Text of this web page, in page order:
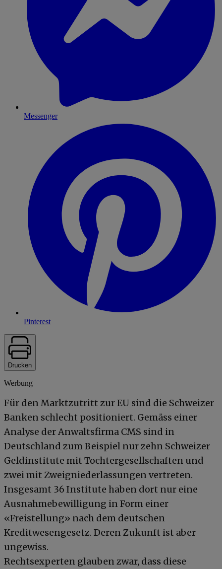
Messenger
Pinterest
Drucken
Werbung
Für den Marktzutritt zur EU sind die Schweizer
Banken schlecht positioniert. Gemäss einer
Analyse der Anwaltsfirma CMS sind in
Deutschland zum Beispiel nur zehn Schweizer
Geldinstitute mit Tochtergesellschaften und
zwei mit Zweigniederlassungen vertreten.
Insgesamt 36 Institute haben dort nur eine
Ausnahmebewilligung in Form einer
«Freistellung» nach dem deutschen
Kreditwesengesetz. Deren Zukunft ist aber
ungewiss.
Rechtsexperten glauben zwar, dass diese